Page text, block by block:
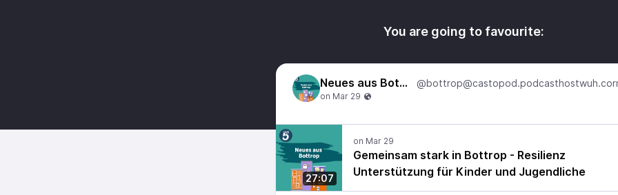
You are going to favourite:
Neues aus Bottrop
27:07
Gemeinsam stark in Bottrop - Resilienz
Unterstützung für Kinder und Jugendliche